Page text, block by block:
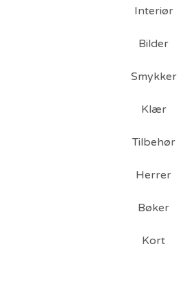
Interiør
Bilder
Smykker
Klær
Tilbehør
Herrer
Bøker
Kort